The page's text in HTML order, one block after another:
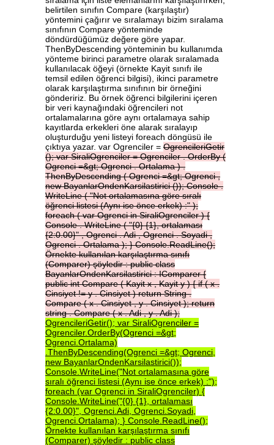
belirtilen sınıfın Compare (karşılaştır)
yöntemini çağırır ve sıralamayı bizim sıralama
sınıfının Compare yönteminde
döndürdüğümüz değere göre yapar.
ThenByDescending yönteminin bu kullanımda
yönteme birinci parametre olarak sıralamada
kullanılacak öğeyi (örnekte Kayit sınıfı ile
temsil edilen öğrenci bilgisi), ikinci parametre
olarak karşılaştırma sınıfının bir örneğini
göndeririz. Bu örnek öğrenci bilgilerini içeren
bir veri kaynağındaki öğrencileri not
ortalamalarına göre aynı ortalamaya sahip
kayıtlarda erkekleri öne alarak sıralayıp
oluşturduğu yeni listeyi foreach döngüsü ile
çıktıya yazar. var Ogrenciler = OgrencileriGetir
();varSiraliOgrenciler=Ogrenciler.OrderBy(
Ogrenci=&gt;Ogrenci.Ortalama).
ThenByDescending(Ogrenci=&gt;Ogrenci,
newBayanlarOndenKarsilastirici());Console.
WriteLine("Notortalamasınagöresıralı
öğrencilistesi(Aynıiseönceerkek):");
foreach(varOgrenciinSiraliOgrenciler){
Console.WriteLine("{0}{1},ortalaması
{2:0.00}",Ogrenci.Adi,Ogrenci.Soyadi,
Ogrenci.Ortalama);}Console.ReadLine();
Örnektekullanılankarşılaştırmasınıfı
(Comparer)şöyledir:publicclass
BayanlarOndenKarsilastirici:IComparer{
publicintCompare(Kayitx,Kayity){if(x.
Cinsiyet!=y.Cinsiyet)returnString.
Compare(x.Cinsiyet,y.Cinsiyet);return
string.Compare(x.Adi,y.Adi);
OgrencileriGetir(); var SiraliOgrenciler =
Ogrenciler.OrderBy(Ogrenci =&gt;
Ogrenci.Ortalama)
.ThenByDescending(Ogrenci =&gt; Ogrenci,
new BayanlarOndenKarsilastirici());
Console.WriteLine("Not ortalamasına göre
sıralı öğrenci listesi (Aynı ise önce erkek) :");
foreach (var Ogrenci in SiraliOgrenciler) {
Console.WriteLine("{0} {1}, ortalaması
{2:0.00}", Ogrenci.Adi, Ogrenci.Soyadi,
Ogrenci.Ortalama); } Console.ReadLine();
Örnekte kullanılan karşılaştırma sınıfı
(Comparer) şöyledir : public class